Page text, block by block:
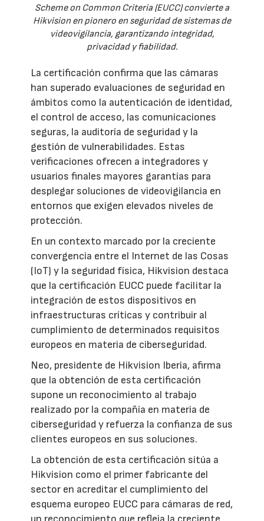
Scheme on Common Criteria (EUCC) convierte a
Hikvision en pionero en seguridad de sistemas de
videovigilancia, garantizando integridad,
privacidad y fiabilidad.
La certificación confirma que las cámaras
han superado evaluaciones de seguridad en
ámbitos como la autenticación de identidad,
el control de acceso, las comunicaciones
seguras, la auditoría de seguridad y la
gestión de vulnerabilidades. Estas
verificaciones ofrecen a integradores y
usuarios finales mayores garantías para
desplegar soluciones de videovigilancia en
entornos que exigen elevados niveles de
protección.
En un contexto marcado por la creciente
convergencia entre el Internet de las Cosas
(IoT) y la seguridad física, Hikvision destaca
que la certificación EUCC puede facilitar la
integración de estos dispositivos en
infraestructuras críticas y contribuir al
cumplimiento de determinados requisitos
europeos en materia de ciberseguridad.
Neo, presidente de Hikvision Iberia, afirma
que la obtención de esta certificación
supone un reconocimiento al trabajo
realizado por la compañía en materia de
ciberseguridad y refuerza la confianza de sus
clientes europeos en sus soluciones.
La obtención de esta certificación sitúa a
Hikvision como el primer fabricante del
sector en acreditar el cumplimiento del
esquema europeo EUCC para cámaras de red,